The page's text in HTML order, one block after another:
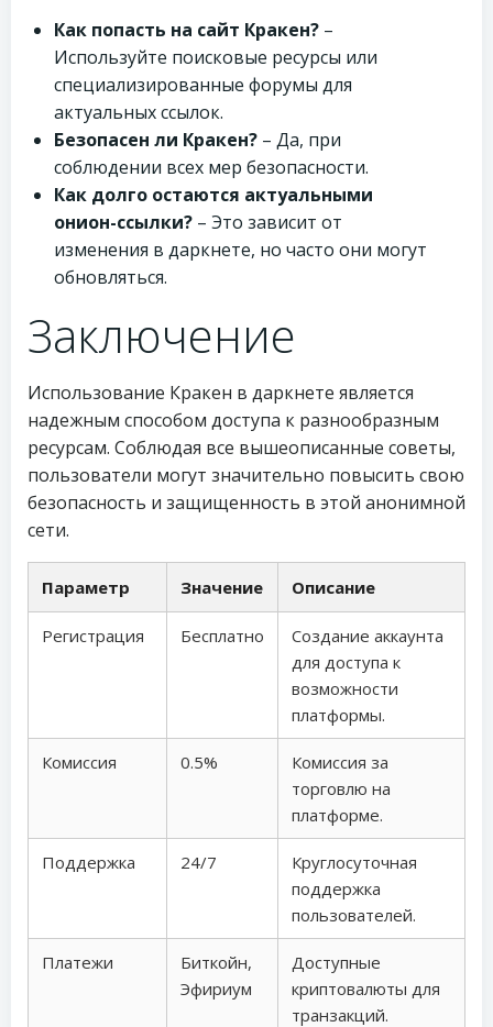
Как попасть на сайт Кракен? –
Используйте поисковые ресурсы или
специализированные форумы для
актуальных ссылок.
Безопасен ли Кракен? – Да, при
соблюдении всех мер безопасности.
Как долго остаются актуальными
онион-ссылки? – Это зависит от
изменения в даркнете, но часто они могут
обновляться.
Заключение
Использование Кракен в даркнете является
надежным способом доступа к разнообразным
ресурсам. Соблюдая все вышеописанные советы,
пользователи могут значительно повысить свою
безопасность и защищенность в этой анонимной
сети.
Параметр Значение Описание
Регистрация Бесплатно
Создание аккаунта
для доступа к
возможности
платформы.
Комиссия 0.5%
Комиссия за
торговлю на
платформе.
Поддержка 24/7
Круглосуточная
поддержка
пользователей.
Платежи
Биткойн,
Эфириум
Доступные
криптовалюты для
транзакций.